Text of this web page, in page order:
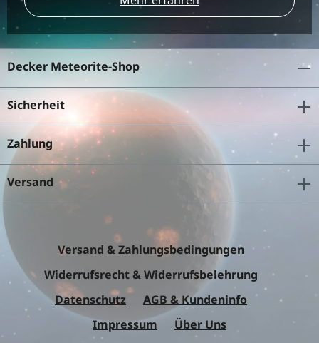
Decker Meteorite-Shop
Sicherheit
Zahlung
Versand
Versand & Zahlungsbedingungen
Widerrufsrecht & Widerrufsbelehrung
Datenschutz
AGB & Kundeninfo
Impressum
Über Uns